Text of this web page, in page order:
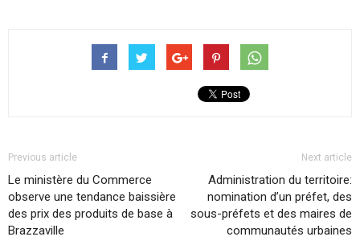
Previous article
Le ministère du Commerce
observe une tendance baissière
des prix des produits de base à
Brazzaville
Next article
Administration du territoire:
nomination d’un préfet, des
sous-préfets et des maires de
communautés urbaines